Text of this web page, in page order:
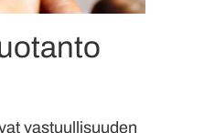
vastuullisuuden